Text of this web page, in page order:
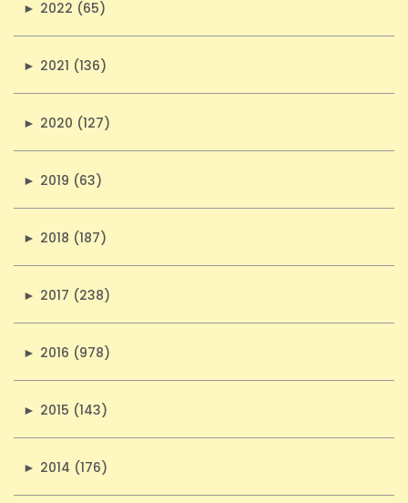
► 2022 (65)
► 2021 (136)
► 2020 (127)
► 2019 (63)
► 2018 (187)
► 2017 (238)
► 2016 (978)
► 2015 (143)
► 2014 (176)